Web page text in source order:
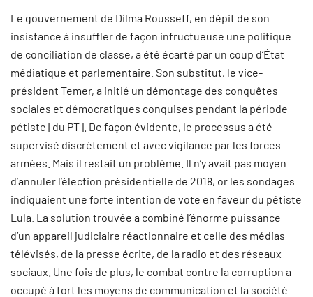
Le gouvernement de Dilma Rousseff, en dépit de son
insistance à insuffler de façon infructueuse une politique
de conciliation de classe, a été écarté par un coup d’État
médiatique et parlementaire. Son substitut, le vice-
président Temer, a initié un démontage des conquêtes
sociales et démocratiques conquises pendant la période
pétiste [du PT]. De façon évidente, le processus a été
supervisé discrètement et avec vigilance par les forces
armées. Mais il restait un problème. Il n’y avait pas moyen
d’annuler l’élection présidentielle de 2018, or les sondages
indiquaient une forte intention de vote en faveur du pétiste
Lula. La solution trouvée a combiné l’énorme puissance
d’un appareil judiciaire réactionnaire et celle des médias
télévisés, de la presse écrite, de la radio et des réseaux
sociaux. Une fois de plus, le combat contre la corruption a
occupé à tort les moyens de communication et la société